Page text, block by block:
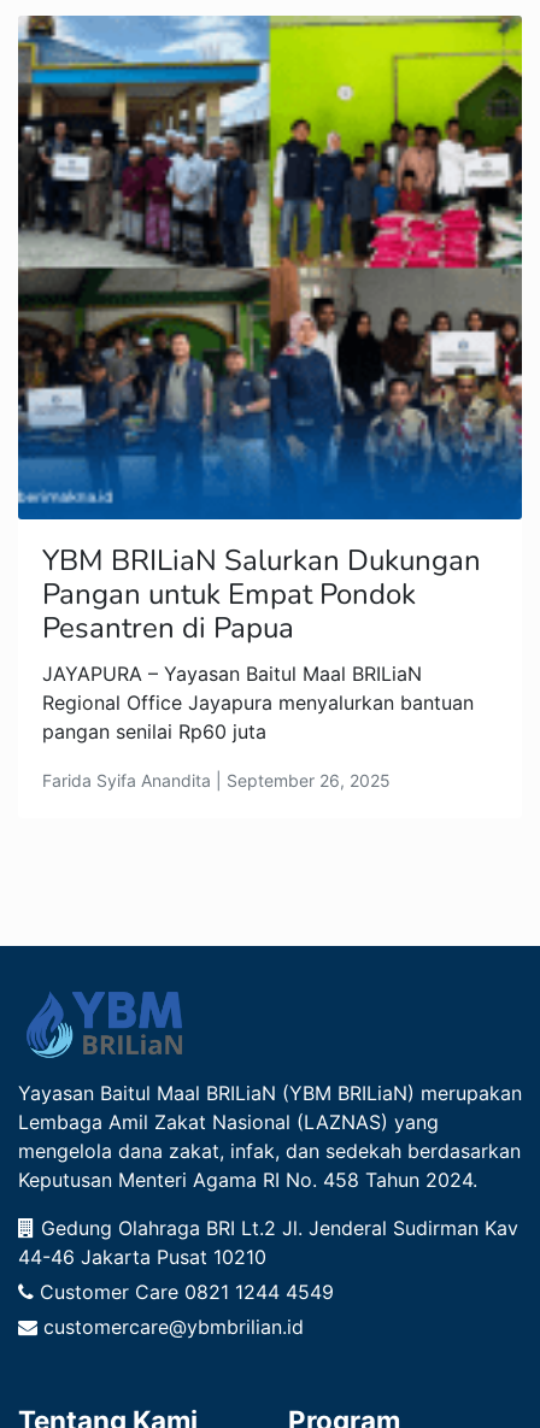
YBM BRILiaN Salurkan Dukungan
Pangan untuk Empat Pondok
Pesantren di Papua
JAYAPURA – Yayasan Baitul Maal BRILiaN
Regional Office Jayapura menyalurkan bantuan
pangan senilai Rp60 juta
Farida Syifa Anandita | September 26, 2025
Yayasan Baitul Maal BRILiaN (YBM BRILiaN) merupakan
Lembaga Amil Zakat Nasional (LAZNAS) yang
mengelola dana zakat, infak, dan sedekah berdasarkan
Keputusan Menteri Agama RI No. 458 Tahun 2024.
Gedung Olahraga BRI Lt.2 Jl. Jenderal Sudirman Kav
44-46 Jakarta Pusat 10210
Customer Care 0821 1244 4549
customercare@ybmbrilian.id
Tentang Kami Program